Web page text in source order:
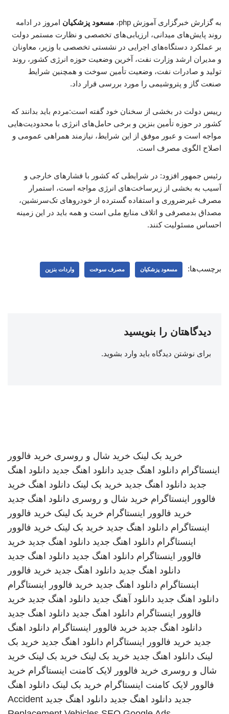
به گزارش خبرگزاری آموزش php، مسعود پزشکیان امروز در ادامه
روند پایش‌های میدانی، ارزیابی‌های تخصصی و نظارت مستمر دولت
بر عملکرد دستگاه‌های اجرایی در نشستی تخصصی با وزیر، معاونان
و مدیران ارشد وزارت نفت، آخرین وضعیت حوزه انرژی کشور، روند
تولید و صادرات نفت، وضعیت تأمین سوخت و همچنین شرایط
صنعت گاز و پتروشیمی را مورد بررسی قرار داد.
رییس دولت در بخشی از سخنان خود گفته است:مردم باید بدانند که
کشور در حوزه تأمین بنزین و برخی حامل‌های انرژی با محدودیت‌هایی
مواجه است و عبور موفق از این شرایط، نیازمند همراهی عمومی و
اصلاح الگوی مصرف است.
رئیس جمهور افزود: در شرایطی که کشور با فشارهای خارجی و
آسیب به بخشی از زیرساخت‌های انرژی مواجه است، استمرار
مصرف غیرضروری و استفاده گسترده از خودروهای تک‌سرنشین،
مصداق بدمصرفی و اتلاف منابع ملی است و همه باید در این زمینه
احساس مسئولیت کنند.
برچسب‌ها: مسعود پزشکیان مصرف سوخت واردات بنزین
دیدگاهتان را بنویسید
برای نوشتن دیدگاه باید وارد بشوید.
خرید بک لینک خرید شال و روسری خرید فالوور
اینستاگرام دانلود اهنگ جدید دانلود اهنگ جدید دانلود اهنگ
جدید دانلود اهنگ جدید خرید بک لینک دانلود اهنگ خرید
فالوور اینستاگرام خرید شال و روسری دانلود اهنگ جدید
خرید فالوور اینستاگرام خرید بک لینک خرید فالوور
اینستاگرام دانلود اهنگ جدید خرید بک لینک خرید فالوور
اینستاگرام دانلود اهنگ جدید دانلود اهنگ جدید خرید
فالوور اینستاگرام دانلود اهنگ جدید دانلود اهنگ جدید
دانلود اهنگ جدید دانلود اهنگ جدید خرید فالوور
اینستاگرام دانلود اهنگ جدید خرید فالوور اینستاگرام
دانلود اهنگ جدید دانلود آهنگ جدید دانلود اهنگ جدید خرید
فالوور اینستاگرام دانلود اهنگ جدید دانلود اهنگ جدید
دانلود اهنگ جدید خرید فالوور اینستاگرام دانلود اهنگ
جدید خرید فالوور اینستاگرام دانلود اهنگ جدید خرید بک
لینک دانلود اهنگ جدید خرید بک لینک خرید بک لینک خرید
شال و روسری خرید فالوور لایک کامنت اینستاگرام خرید
فالوور لایک کامنت اینستاگرام خرید بک لینک دانلود اهنگ
جدید دانلود اهنگ جدید دانلود اهنگ جدید Accident